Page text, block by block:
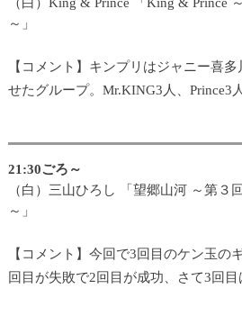
～」
【コメント】キンプリはジャニー喜
せたグループ。Mr.KING3人、Prince3
21:30ごろ～
（白）三山ひろし 「望郷山河 ～第３
～」
【コメント】今回で3回目のケン玉の
回目が失敗で2回目が成功、さて3回目